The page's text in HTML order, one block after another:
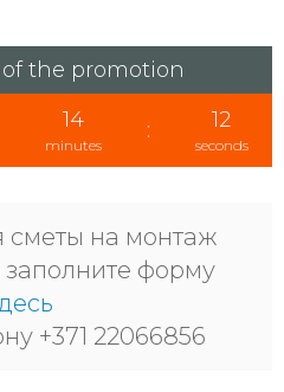
the promotion
14
minutes
: 11
seconds
сметы на монтаж
форму
+371 22066856